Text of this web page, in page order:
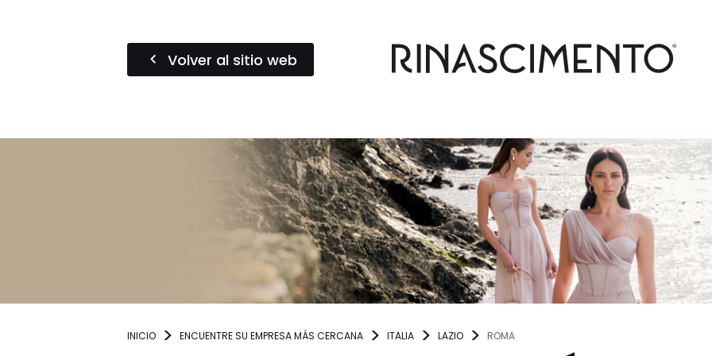
Volver al sitio web
INICIO ENCUENTRE SU EMPRESA MÁS CERCANA ITALIA LAZIO ROMA